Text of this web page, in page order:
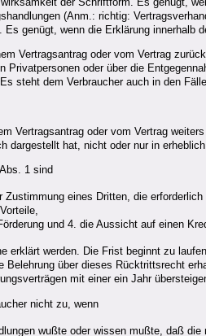
(Anm.: richtig:
genügt, wenn die Erklärung innerhalb
Vertragsantrag oder vom Vertrag
Privatpersonen oder über die
steht dem Verbraucher auch in den
Vertragsantrag oder vom Vertrag
dargestellt hat, nicht oder nur in
1 sind
Zustimmung eines Dritten, die
und 4. die Aussicht auf einen
erklärt werden. Die Frist beginnt zu
über dieses Rücktrittsrecht
mit einer ein Jahr
nicht zu, wenn
wußte oder wissen mußte, daß